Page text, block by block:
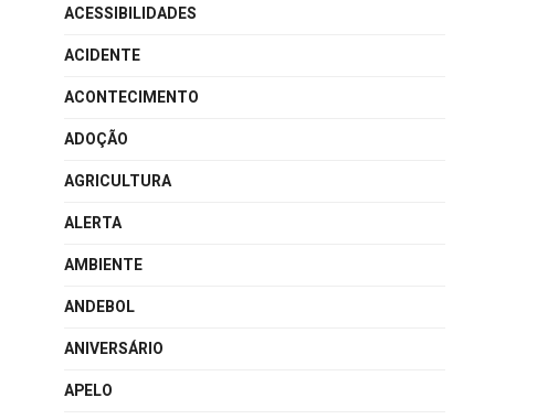
ACESSIBILIDADES
ACIDENTE
ACONTECIMENTO
ADOÇÃO
AGRICULTURA
ALERTA
AMBIENTE
ANDEBOL
ANIVERSÁRIO
APELO